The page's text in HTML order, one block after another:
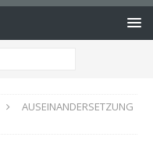
AUSEINANDERSETZUNG